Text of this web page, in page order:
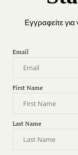
Εγγραφείτε
Email
First Name
Last Name